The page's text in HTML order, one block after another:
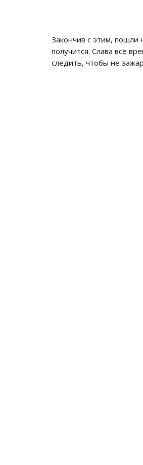
Закончив с этим, пошли
получится. Слава всё
следить, чтобы не